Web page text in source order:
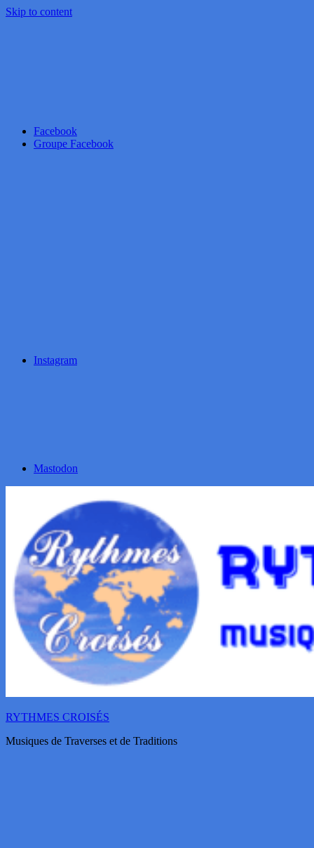
Skip to content
Facebook
Groupe Facebook
Instagram
Mastodon
RYTHMES CROISÉS
Musiques de Traverses et de Traditions